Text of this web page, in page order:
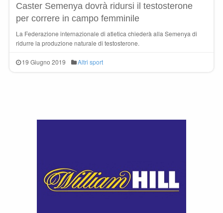
Caster Semenya dovrà ridursi il testosterone
per correre in campo femminile
La Federazione internazionale di atletica chiederà alla Semenya di
ridurre la produzione naturale di testosterone.
19 Giugno 2019 Altri sport